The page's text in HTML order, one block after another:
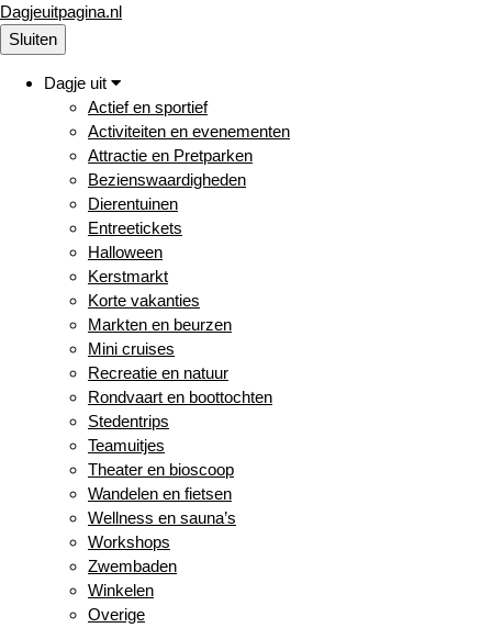
Dagjeuitpagina.nl
Sluiten
Dagje uit
Actief en sportief
Activiteiten en evenementen
Attractie en Pretparken
Bezienswaardigheden
Dierentuinen
Entreetickets
Halloween
Kerstmarkt
Korte vakanties
Markten en beurzen
Mini cruises
Recreatie en natuur
Rondvaart en boottochten
Stedentrips
Teamuitjes
Theater en bioscoop
Wandelen en fietsen
Wellness en sauna’s
Workshops
Zwembaden
Winkelen
Overige